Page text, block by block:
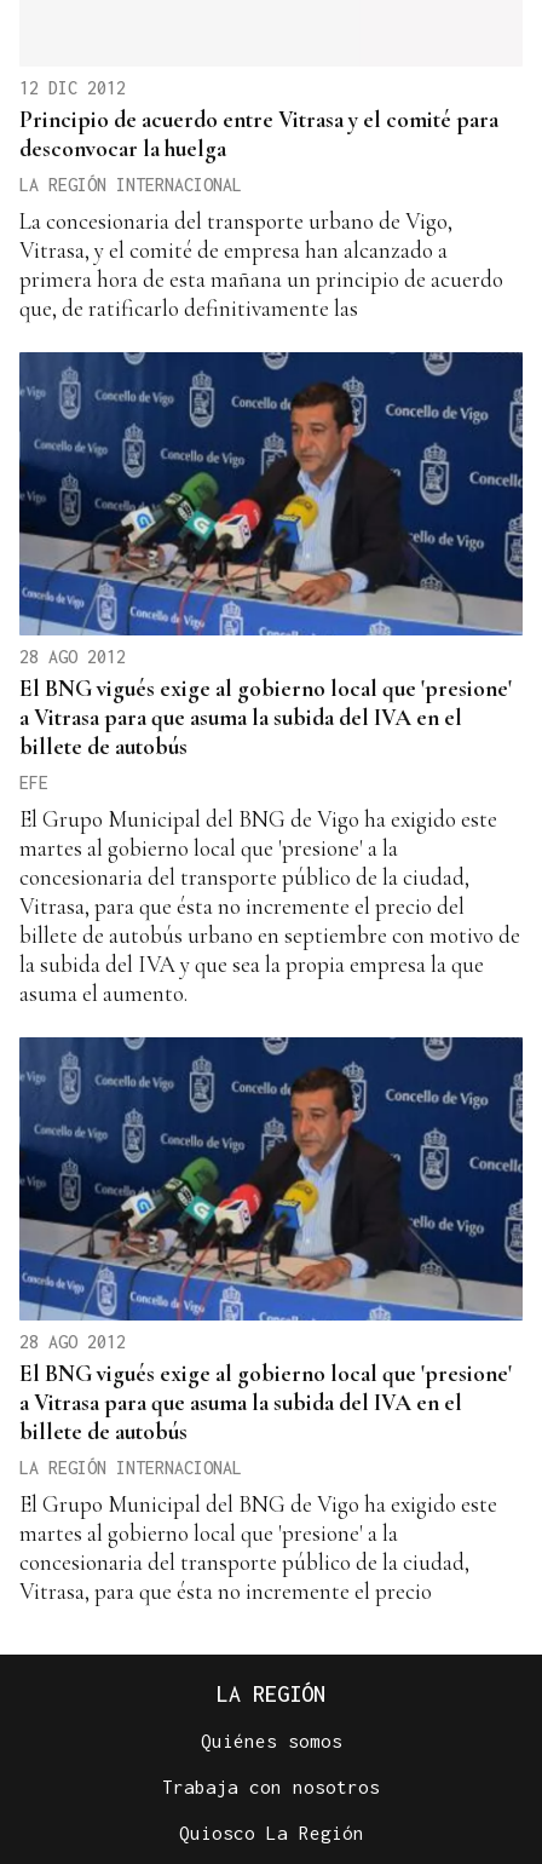
12 DIC 2012
Principio de acuerdo entre Vitrasa y el comité para
desconvocar la huelga
LA REGIÓN INTERNACIONAL
La concesionaria del transporte urbano de Vigo,
Vitrasa, y el comité de empresa han alcanzado a
primera hora de esta mañana un principio de acuerdo
que, de ratificarlo definitivamente las
28 AGO 2012
El BNG vigués exige al gobierno local que 'presione'
a Vitrasa para que asuma la subida del IVA en el
billete de autobús
EFE
El Grupo Municipal del BNG de Vigo ha exigido este
martes al gobierno local que 'presione' a la
concesionaria del transporte público de la ciudad,
Vitrasa, para que ésta no incremente el precio del
billete de autobús urbano en septiembre con motivo de
la subida del IVA y que sea la propia empresa la que
asuma el aumento.
28 AGO 2012
El BNG vigués exige al gobierno local que 'presione'
a Vitrasa para que asuma la subida del IVA en el
billete de autobús
LA REGIÓN INTERNACIONAL
El Grupo Municipal del BNG de Vigo ha exigido este
martes al gobierno local que 'presione' a la
concesionaria del transporte público de la ciudad,
Vitrasa, para que ésta no incremente el precio
LA REGIÓN
Quiénes somos
Trabaja con nosotros
Quiosco La Región